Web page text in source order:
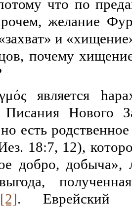
что по
желание
и
почему
является
Писания Нового
но есть
18:7, 12),
добро,
[2]. Еврейский